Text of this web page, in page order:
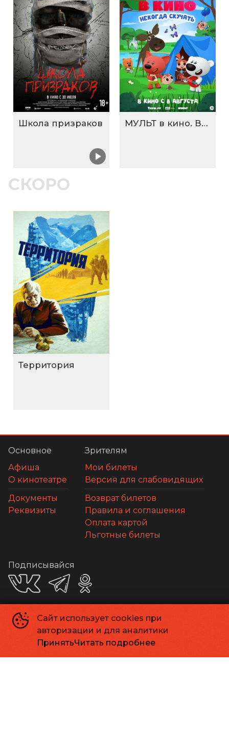
Школа призраков МУЛЬТ в кино. Выпуск №198. Некогда скучать
СКОРО
Территория
Сайт использует cookies при
авторизации и для аналитики
ПринятьЧитать подробнее
Основное
Афиша
О кинотеатре
Документы
Реквизиты
Зрителям
Мои билеты
Версия для слабовидящих
Возврат билетов
Правила и соглашения
Оплата картой
Льготные билеты
Подписывайся
Приложения